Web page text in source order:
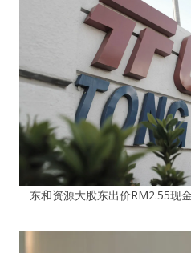
东和资源大股东出价RM2.55现